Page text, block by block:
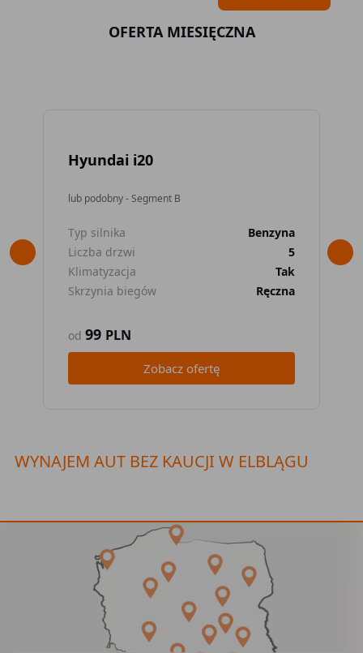
OFERTA MIESIĘCZNA
Hyundai i20
lub podobny - Segment B
Typ silnika
Benzyna
Liczba drzwi
5
Klimatyzacja
Tak
Skrzynia biegów
Ręczna
od 99 PLN
Zobacz ofertę
WYNAJEM AUT BEZ KAUCJI W ELBLĄGU